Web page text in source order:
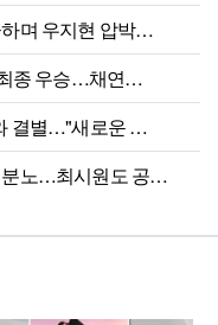
며 우지현 압박…
종 우승…채연…
결별…"새로운 …
분노…최시원도 공…